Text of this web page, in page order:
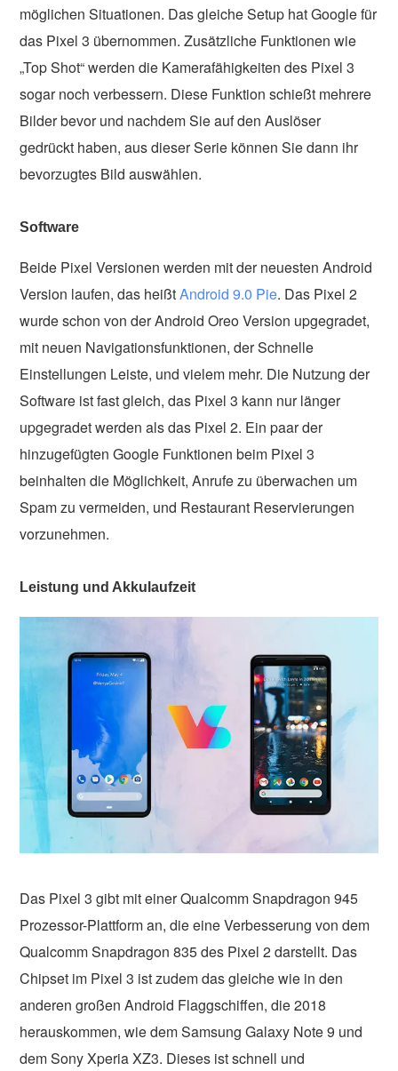
möglichen Situationen. Das gleiche Setup hat Google für
das Pixel 3 übernommen. Zusätzliche Funktionen wie
„Top Shot“ werden die Kamerafähigkeiten des Pixel 3
sogar noch verbessern. Diese Funktion schießt mehrere
Bilder bevor und nachdem Sie auf den Auslöser
gedrückt haben, aus dieser Serie können Sie dann ihr
bevorzugtes Bild auswählen.
Software
Beide Pixel Versionen werden mit der neuesten Android
Version laufen, das heißtAndroid 9.0 Pie. Das Pixel 2
wurde schon von der Android Oreo Version upgegradet,
mit neuen Navigationsfunktionen, der Schnelle
Einstellungen Leiste, und vielem mehr. Die Nutzung der
Software ist fast gleich, das Pixel 3 kann nur länger
upgegradet werden als das Pixel 2. Ein paar der
hinzugefügten Google Funktionen beim Pixel 3
beinhalten die Möglichkeit, Anrufe zu überwachen um
Spam zu vermeiden, und Restaurant Reservierungen
vorzunehmen.
Leistung und Akkulaufzeit
Das Pixel 3 gibt mit einer Qualcomm Snapdragon 945
Prozessor-Plattform an, die eine Verbesserung von dem
Qualcomm Snapdragon 835 des Pixel 2 darstellt. Das
Chipset im Pixel 3 ist zudem das gleiche wie in den
anderen großen Android Flaggschiffen, die 2018
herauskommen, wie dem Samsung Galaxy Note 9 und
dem Sony Xperia XZ3. Dieses ist schnell und